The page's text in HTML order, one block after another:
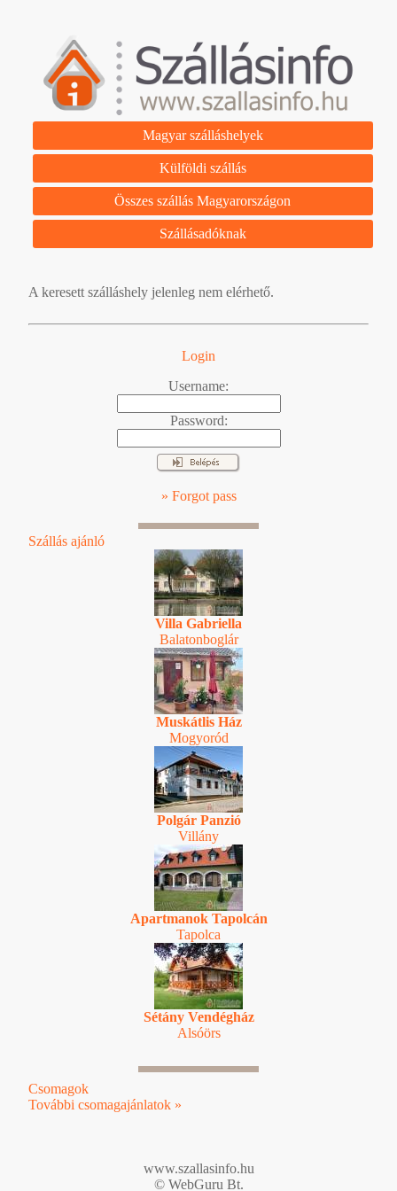
Magyar szálláshelyek
Külföldi szállás
Összes szállás Magyarországon
Szállásadóknak
A keresett szálláshely jelenleg nem elérhető.
Login
Username:
Password:
» Forgot pass
Szállás ajánló
Villa Gabriella
Balatonboglár
Muskátlis Ház
Mogyoród
Polgár Panzió
Villány
Apartmanok Tapolcán
Tapolca
Sétány Vendégház
Alsóörs
Csomagok
További csomagajánlatok »
www.szallasinfo.hu
© WebGuru Bt.